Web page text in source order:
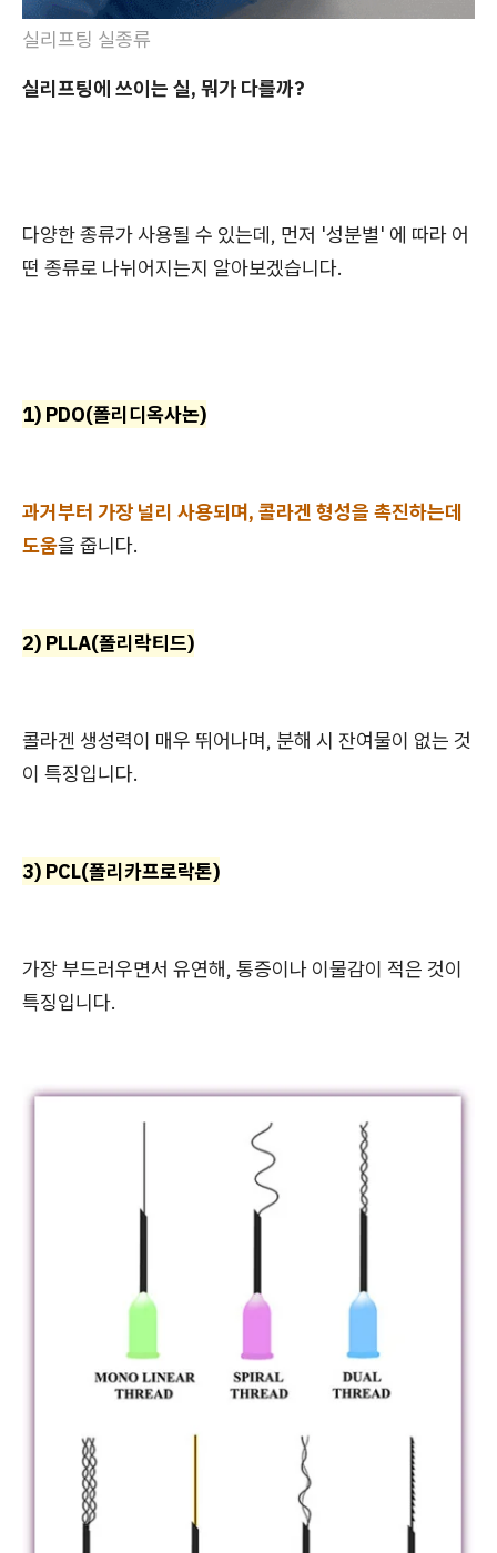
실리프팅 실종류
실리프팅에 쓰이는 실, 뭐가 다를까?
다양한 종류가 사용될 수 있는데, 먼저 '성분별' 에 따라 어
떤 종류로 나뉘어지는지 알아보겠습니다.
1) PDO(폴리디옥사논)
과거부터 가장 널리 사용되며, 콜라겐 형성을 촉진하는데
도움을 줍니다.
2) PLLA(폴리락티드)
콜라겐 생성력이 매우 뛰어나며, 분해 시 잔여물이 없는 것
이 특징입니다.
3) PCL(폴리카프로락톤)
가장 부드러우면서 유연해, 통증이나 이물감이 적은 것이
특징입니다.